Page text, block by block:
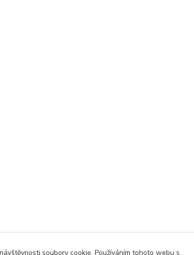
soubory cookie. Používáním tohoto webu s